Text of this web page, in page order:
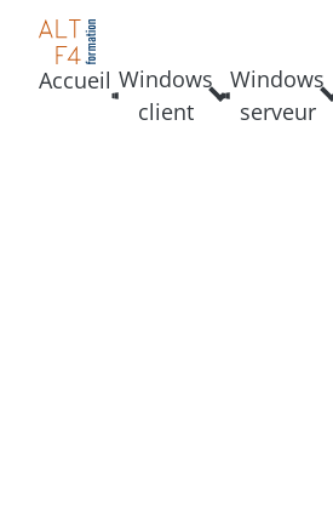
Accueil Windows
client
Windows
serveur